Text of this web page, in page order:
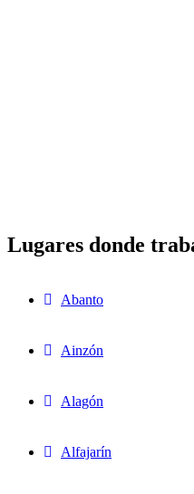
Lugares donde
Abanto
Ainzón
Alagón
Alfajarín